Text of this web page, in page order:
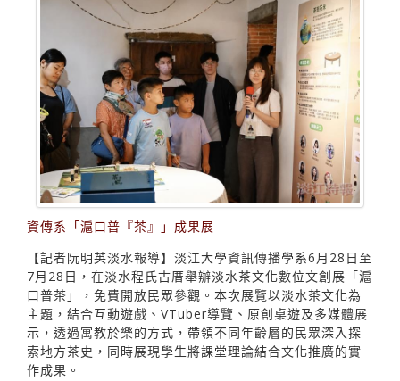
資傳系「滬口普『茶』」成果展
【記者阮明英淡水報導】淡江大學資訊傳播學系6月28日至
7月28日，在淡水程氏古厝舉辦淡水茶文化數位文創展「滬
口普茶」，免費開放民眾參觀。本次展覽以淡水茶文化為
主題，結合互動遊戲、VTuber導覽、原創桌遊及多媒體展
示，透過寓教於樂的方式，帶領不同年齡層的民眾深入探
索地方茶史，同時展現學生將課堂理論結合文化推廣的實
作成果。